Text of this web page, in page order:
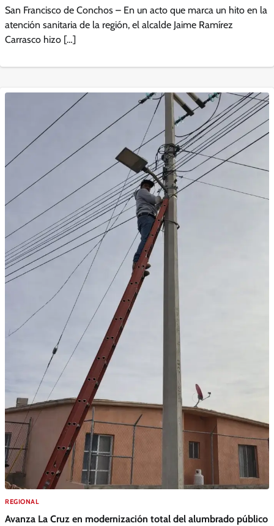
San Francisco de Conchos – En un acto que marca un hito en la
atención sanitaria de la región, el alcalde Jaime Ramírez
Carrasco hizo […]
REGIONAL
Avanza La Cruz en modernización total del alumbrado público